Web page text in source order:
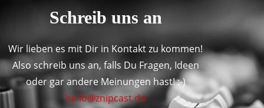
Schreib uns an
Wir lieben es mit Dir in Kontakt zu kommen!
Also schreib uns an, falls Du Fragen, Ideen
oder gar andere Meinungen hast! :-)
hello@znipcast.de